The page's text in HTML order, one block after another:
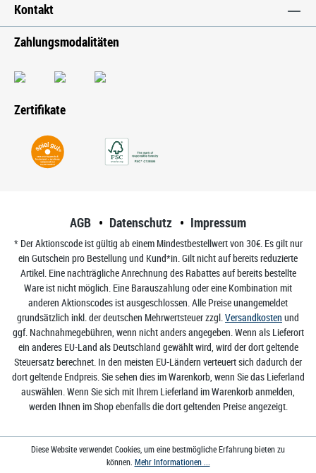
Kontakt
Zahlungsmodalitäten
Zertifikate
AGB Datenschutz Impressum
* Der Aktionscode ist gültig ab einem Mindestbestellwert von 30€. Es gilt nur
ein Gutschein pro Bestellung und Kund*in. Gilt nicht auf bereits reduzierte
Artikel. Eine nachträgliche Anrechnung des Rabattes auf bereits bestellte
Ware ist nicht möglich. Eine Barauszahlung oder eine Kombination mit
anderen Aktionscodes ist ausgeschlossen. Alle Preise unangemeldet
grundsätzlich inkl. der deutschen Mehrwertsteuer zzgl.Versandkosten und
ggf. Nachnahmegebühren, wenn nicht anders angegeben. Wenn als Lieferort
ein anderes EU-Land als Deutschland gewählt wird, wird der dort geltende
Steuersatz berechnet. In den meisten EU-Ländern verteuert sich dadurch der
dort geltende Endpreis. Sie sehen dies im Warenkorb, wenn Sie das Lieferland
auswählen. Wenn Sie sich mit Ihrem Lieferland im Warenkorb anmelden,
werden Ihnen im Shop ebenfalls die dort geltenden Preise angezeigt.
Diese Website verwendet Cookies, um eine bestmögliche Erfahrung bieten zu
können. Mehr Informationen ...